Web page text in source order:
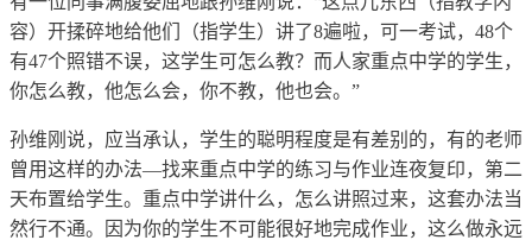
容）开揉碎地给他们（指学生）讲了8遍啦，可一考试，48个
有47个照错不误，这学生可怎么教？而人家重点中学的学生，
你怎么教，他怎么会，你不教，他也会。”
孙维刚说，应当承认，学生的聪明程度是有差别的，有的老师
曾用这样的办法—找来重点中学的练习与作业连夜复印，第二
天布置给学生。重点中学讲什么，怎么讲照过来，这套办法当
然行不通。因为你的学生不可能很好地完成作业，这么做永远